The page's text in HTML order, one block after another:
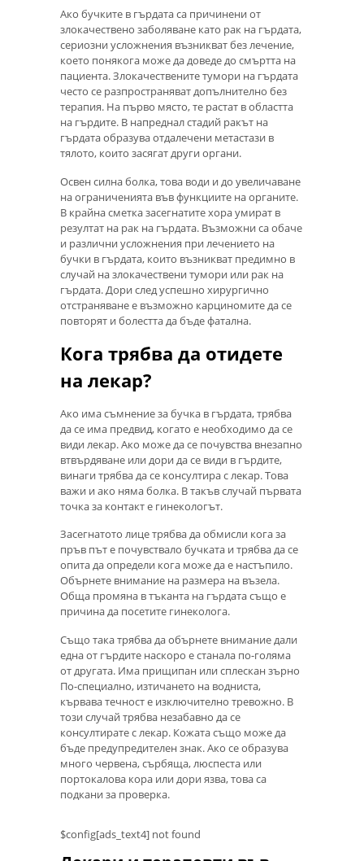
Ако бучките в гърдата са причинени от
злокачествено заболяване като рак на гърдата,
сериозни усложнения възникват без лечение,
което понякога може да доведе до смъртта на
пациента. Злокачествените тумори на гърдата
често се разпространяват допълнително без
терапия. На първо място, те растат в областта
на гърдите. В напреднал стадий ракът на
гърдата образува отдалечени метастази в
тялото, които засягат други органи.
Освен силна болка, това води и до увеличаване
на ограниченията във функциите на органите.
В крайна сметка засегнатите хора умират в
резултат на рак на гърдата. Възможни са обаче
и различни усложнения при лечението на
бучки в гърдата, които възникват предимно в
случай на злокачествени тумори или рак на
гърдата. Дори след успешно хирургично
отстраняване е възможно карциномите да се
повторят и болестта да бъде фатална.
Кога трябва да отидете
на лекар?
Ако има съмнение за бучка в гърдата, трябва
да се има предвид, когато е необходимо да се
види лекар. Ако може да се почувства внезапно
втвърдяване или дори да се види в гърдите,
винаги трябва да се консултира с лекар. Това
важи и ако няма болка. В такъв случай първата
точка за контакт е гинекологът.
Засегнатото лице трябва да обмисли кога за
пръв път е почувствало бучката и трябва да се
опита да определи кога може да е настъпило.
Обърнете внимание на размера на възела.
Обща промяна в тъканта на гърдата също е
причина да посетите гинеколога.
Също така трябва да обърнете внимание дали
една от гърдите наскоро е станала по-голяма
от другата. Има прищипан или сплескан зърно
По-специално, изтичането на водниста,
кървава течност е изключително тревожно. В
този случай трябва незабавно да се
консултирате с лекар. Кожата също може да
бъде предупредителен знак. Ако се образува
много червена, сърбяща, люспеста или
портокалова кора или дори язва, това са
подкани за проверка.
$config[ads_text4] not found